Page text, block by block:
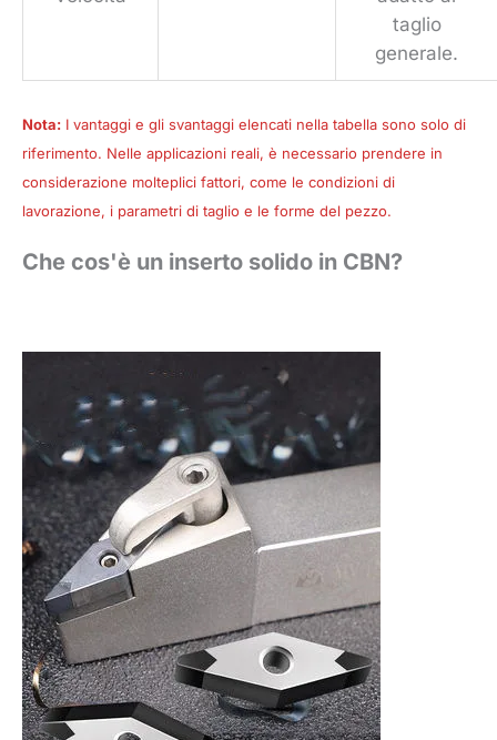
taglio
generale.
Nota: I vantaggi e gli svantaggi elencati nella tabella sono solo di
riferimento. Nelle applicazioni reali, è necessario prendere in
considerazione molteplici fattori, come le condizioni di
lavorazione, i parametri di taglio e le forme del pezzo.
Che cos'è un inserto solido in CBN?